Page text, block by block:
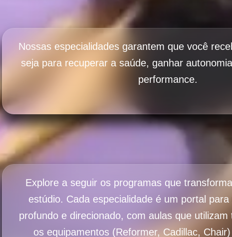
Nossas especialidades garantem que você
seja para recuperar a saúde, ganhar
performance.
Explore a seguir os programas que
estúdio. Cada especialidade é um portal
profundo e direcionado, com aulas que
os equipamentos (Reformer, Cadillac,